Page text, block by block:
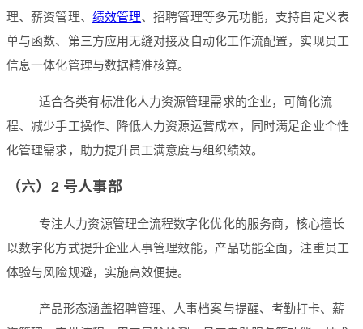
理、薪资管理、 绩效管理、招聘管理等多元功能，支持自定义表
单与函数、第三方应用无缝对接及自动化工作流配置，实现员工
信息一体化管理与数据精准核算。
适合各类有标准化人力资源管理需求的企业，可简化流
程、减少手工操作、降低人力资源运营成本，同时满足企业个性
化管理需求，助力提升员工满意度与组织绩效。
（六）2 号人事部
专注人力资源管理全流程数字化优化的服务商，核心擅长
以数字化方式提升企业人事管理效能，产品功能全面，注重员工
体验与风险规避，实施高效便捷。
产品形态涵盖招聘管理、人事档案与提醒、考勤打卡、薪